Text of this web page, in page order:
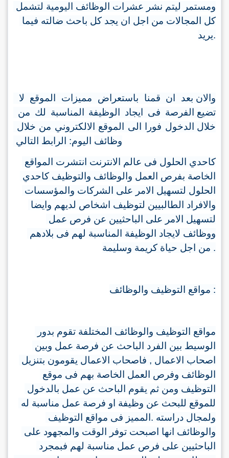
ومستمر ليتم نشر عشرات الوظائف اليومية لتشمل
كل المجالات من اجل ان يجد كل باحث ضالته فيما
يريد.
والان بعد ان قمنا باستعراض مميزات الموقع لا
تضيع الفرصة فى ايجاد الوظيفة المناسبة لك من
خلال الدخول فورا الى الموقع الالكتروني من خلال
الرابط التالي
: وظائف
اليوم
كاحدي الحلول فى عالم الانترنت انتشرت المواقع
الخاصة بفرص العمل والوظائف والتوظيف كاحدي
الحلول لتسهيل الامر على الشركات والمؤسسات
والافراد الطالبيين لتوظيف اشخاص لديهم وايضا
لتسهيل الامر على الباحثيين عن فرص عمل
ووظائف لايجاد الوظيفة المناسبة لهم فى بلادهم
.
:
مواقع التوظيف والوظائف المختلفة تقوم بدور
الوسيط بين الفرد الباحث عن فرصة عمل وبين
اصحاب الاعمال , فاصحاب الاعمال يقومون بتنزيل
الوظائف وفرص العمل الخاصة بهم فى موقع
التوظيف ومن ثم يقوم الباحث عن عمل بالدخول
للموقع للبحث عن وظيفة او فرصة عمل مناسبة له
ولمجال دراسته . المميز فى مواقع التوظيف
والوظائف انها اصبحت توفر الوقت والمجهود على
الباحثيين على فرص عمل مناسبة لهم فبمجرد